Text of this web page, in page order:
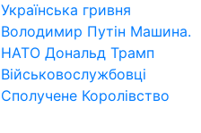
Українська гривня
Володимир Путін Машина.
НАТО Дональд Трамп
Військовослужбовці
Сполучене Королівство